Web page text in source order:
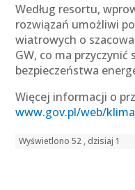
Według resortu,
rozwiązań umożliwi
wiatrowych o
GW, co ma
bezpieczeństwa
Więcej informacji o
www.gov.pl/web/
Wyświetlono 52 , dzisiaj 1